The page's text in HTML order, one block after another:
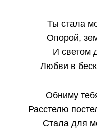
Ты стала
Опорой,
И светом
Любви в
Обниму
Расстелю
Стала для